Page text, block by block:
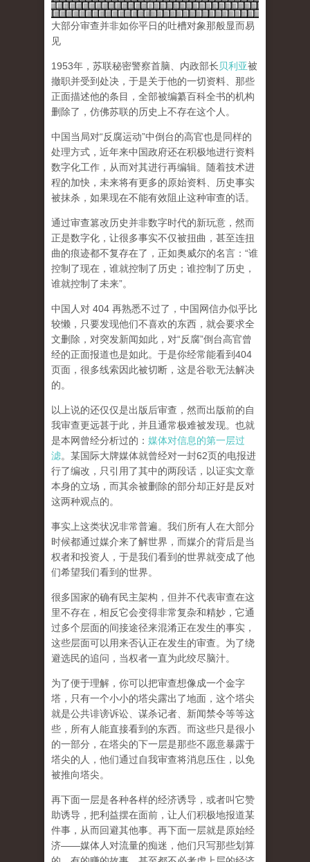
大部分审查并非如你平日的吐槽对象那般显而易
见
1953年，苏联秘密警察首脑、内政部长贝利亚被
撤职并受到处决，于是关于他的一切资料、那些
正面描述他的条目，全部被编纂百科全书的机构
删除了，仿佛苏联的历史上不存在这个人。
中国当局对“反腐运动”中倒台的高官也是同样的
处理方式，近年来中国政府还在积极地进行资料
数字化工作，从而对其进行再编辑。随着技术进
程的加快，未来将有更多的原始资料、历史事实
被抹杀，如果现在不能有效阻止这种审查的话。
通过审查篡改历史并非数字时代的新玩意，然而
正是数字化，让很多事实不仅被扭曲，甚至连扭
曲的痕迹都不复存在了，正如奥威尔的名言：“谁
控制了现在，谁就控制了历史；谁控制了历史，
谁就控制了未来”。
中国人对 404 再熟悉不过了，中国网信办似乎比
较懒，只要发现他们不喜欢的东西，就会要求全
文删除，对突发新闻如此，对“反腐”倒台高官曾
经的正面报道也是如此。于是你经常能看到404
页面， 很多线索因此被切断，这是谷歌无法解决
的。
以上说的还仅仅是出版后审查，然而出版前的自
我审查更远甚于此，并且通常极难被发现。 也就
是本网曾经分析过的： 媒体对信息的第一层过
滤。某国际大牌媒体就曾经对一封62页的电报进
行了编改，只引用了其中的两段话，以证实文章
本身的立场，而其余被删除的部分却正好是反对
这两种观点的。
事实上这类状况非常普遍。我们所有人在大部分
时候都通过媒介来了解世界，而媒介的背后是当
权者和投资人，于是我们看到的世界就变成了他
们希望我们看到的世界。
很多国家的确有民主架构，但并不代表审查在这
里不存在，相反它会变得非常复杂和精妙，它通
过多个层面的间接途径来混淆正在发生的事实，
这些层面可以用来否认正在发生的审查。为了绕
避选民的追问，当权者一直为此绞尽脑汁。
为了便于理解，你可以把审查想像成一个金字
塔，只有一个小小的塔尖露出了地面，这个塔尖
就是公共诽谤诉讼、谋杀记者、新闻禁令等等这
些，所有人能直接看到的东西。而这些只是很小
的一部分，在塔尖的下一层是那些不愿意暴露于
塔尖的人，他们通过自我审查将消息压住，以免
被推向塔尖。
再下面一层是各种各样的经济诱导，或者叫它赞
助诱导，把利益摆在面前，让人们积极地报道某
件事，从而回避其他事。再下面一层就是原始经
济——媒体人对流量的痴迷，他们只写那些划算